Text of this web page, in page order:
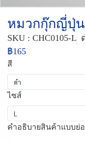
หมวกกุ๊กญี่ปุ่น
SKU : CHC0105-L
฿165
สี
ดำ
ไซส์
L
คำอธิบายสินค้าแบบย่อ